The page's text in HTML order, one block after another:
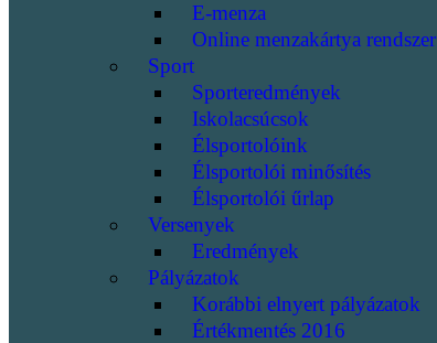
E-menza
Online menzakártya rendszer
Sport
Sporteredmények
Iskolacsúcsok
Élsportolóink
Élsportolói minősítés
Élsportolói űrlap
Versenyek
Eredmények
Pályázatok
Korábbi elnyert pályázatok
Értékmentés 2016